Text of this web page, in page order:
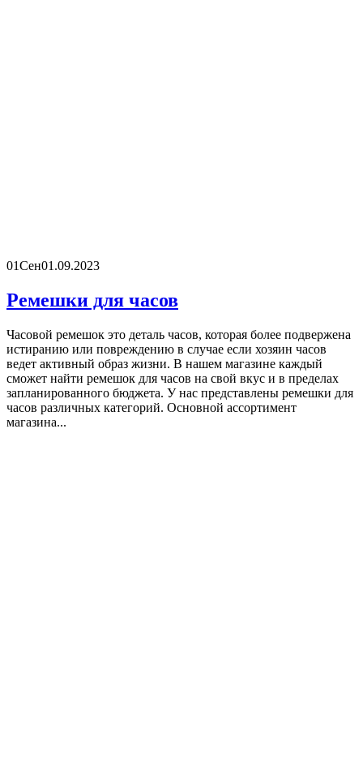
01Сен01.09.2023
Ремешки для часов
Часовой ремешок это деталь часов, которая более подвержена
истиранию или повреждению в случае если хозяин часов
ведет активный образ жизни. В нашем магазине каждый
сможет найти ремешок для часов на свой вкус и в пределах
запланированного бюджета. У нас представлены ремешки для
часов различных категорий. Основной ассортимент
магазина...